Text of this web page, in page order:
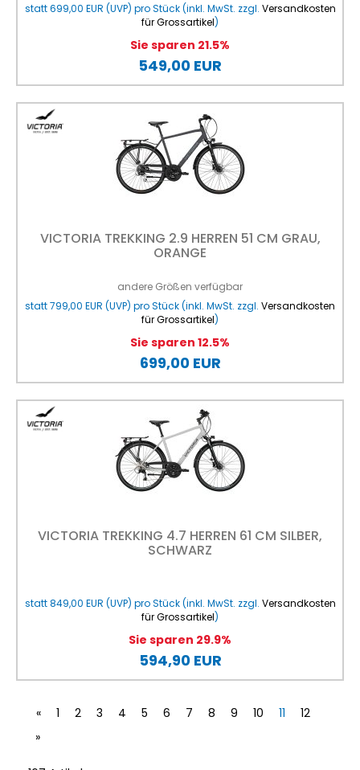
statt699,00 EUR (UVP) pro Stück (inkl. MwSt. zzgl. Versandkosten
für Grossartikel)
Sie sparen 21.5%
549,00 EUR
VICTORIA TREKKING 2.9 HERREN 51 CM GRAU,
ORANGE
andere Größen verfügbar
statt799,00 EUR (UVP) pro Stück (inkl. MwSt. zzgl. Versandkosten
für Grossartikel)
Sie sparen 12.5%
699,00 EUR
VICTORIA TREKKING 4.7 HERREN 61 CM SILBER,
SCHWARZ
statt849,00 EUR (UVP) pro Stück (inkl. MwSt. zzgl. Versandkosten
für Grossartikel)
Sie sparen 29.9%
594,90 EUR
« 1 2 3 4 5 6 7 8 9 10 11
12
»